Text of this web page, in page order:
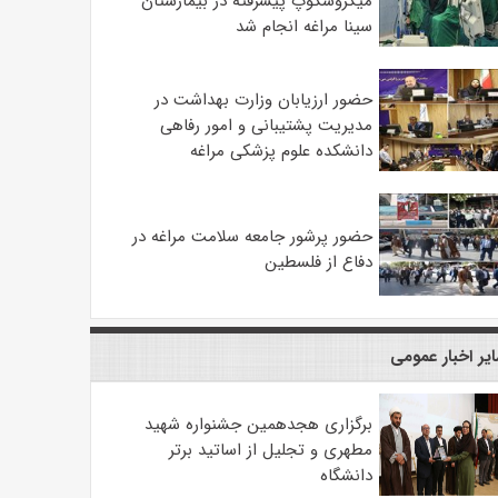
سینا مراغه انجام شد
حضور ارزیابان وزارت بهداشت در
مدیریت پشتیبانی و امور رفاهی
دانشکده علوم پزشکی مراغه
حضور پرشور جامعه سلامت مراغه در
دفاع از فلسطین
اخبار عمومی
برگزاری هجدهمین جشنواره شهید
مطهری و تجلیل از اساتید برتر
دانشگاه